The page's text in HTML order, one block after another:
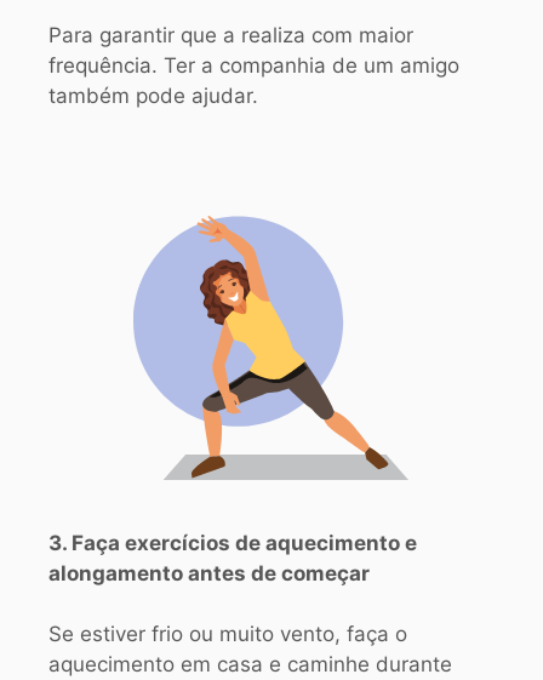
Para garantir que a realiza com maior
frequência. Ter a companhia de um amigo
também pode ajudar.
3. Faça exercícios de aquecimento e
alongamento antes de começar
Se estiver frio ou muito vento, faça o
aquecimento em casa e caminhe durante